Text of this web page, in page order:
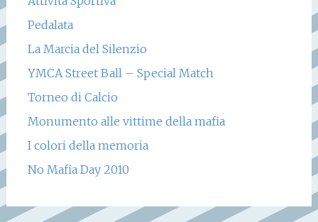
Pedalata
La Marcia del Silenzio
YMCA Street Ball – Special Match
Torneo di Calcio
Monumento alle vittime della mafia
I colori della memoria
No Mafia Day 2010